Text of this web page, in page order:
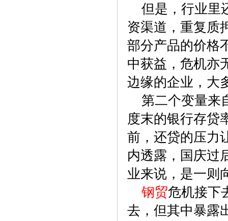
但是，行业里
资渠道，重复质
部分产品的价格
中获益，危机亦
边缘的企业，大
第二个变量来
度末的银行存贷
前，还贷的压力
内透露，国庆过
业来说，是一则
钢贸危机接下
去，但其中暴露